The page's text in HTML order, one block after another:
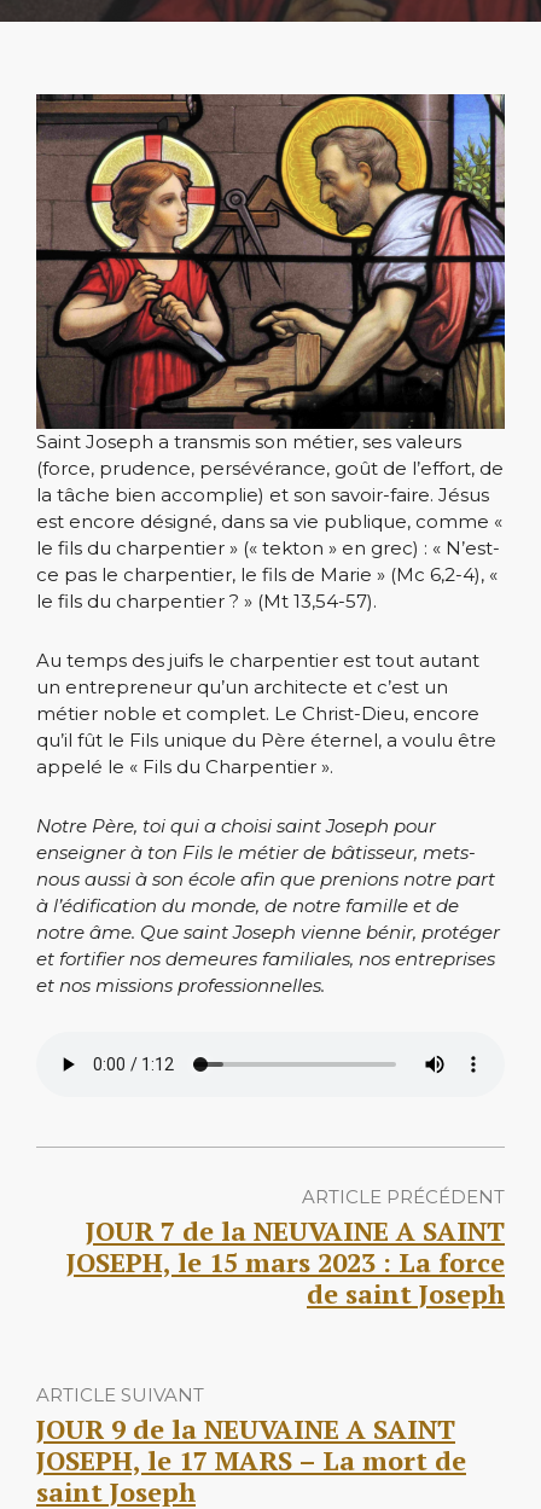
Saint Joseph a transmis son métier, ses valeurs
(force, prudence, persévérance, goût de l’effort, de
la tâche bien accomplie) et son savoir-faire. Jésus
est encore désigné, dans sa vie publique, comme «
le fils du charpentier » (« tekton » en grec) : « N’est-
ce pas le charpentier, le fils de Marie » (Mc 6,2-4), «
le fils du charpentier ? » (Mt 13,54-57).
Au temps des juifs le charpentier est tout autant
un entrepreneur qu’un architecte et c’est un
métier noble et complet. Le Christ-Dieu, encore
qu’il fût le Fils unique du Père éternel, a voulu être
appelé le « Fils du Charpentier ».
Notre Père, toi qui a choisi saint Joseph pour
enseigner à ton Fils le métier de bâtisseur, mets-
nous aussi à son école afin que prenions notre part
à l’édification du monde, de notre famille et de
notre âme. Que saint Joseph vienne bénir, protéger
et fortifiernos demeures familiales, nos entreprises
et nos missions professionnelles.
ARTICLE PRÉCÉDENT
JOUR 7 de la NEUVAINE A SAINT
JOSEPH, le 15 mars 2023 : La force
de saint Joseph
ARTICLE SUIVANT
JOUR 9 de la NEUVAINE A SAINT
JOSEPH, le 17 MARS – La mort de
saint Joseph